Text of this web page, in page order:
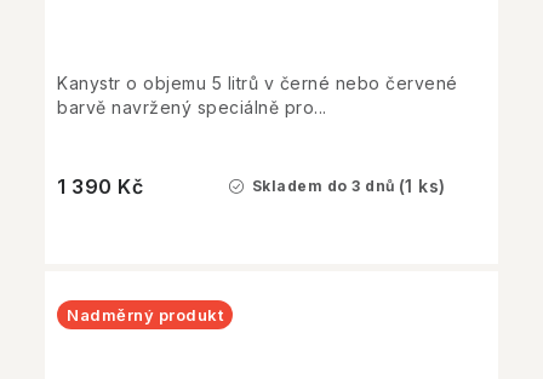
Skladem do 3 dnů (1 ks)
1 390 Kč
Kanystr o objemu 5 litrů v černé nebo červené
barvě navržený speciálně pro...
Nadměrný produkt